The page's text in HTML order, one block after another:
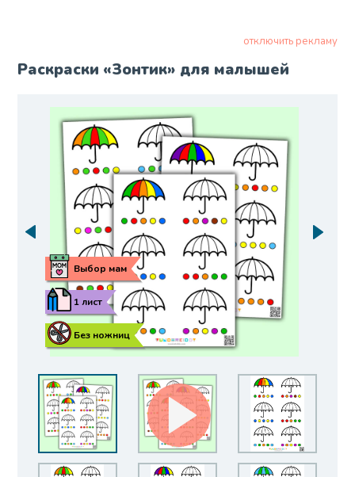
отключить рекламу
Раскраски «Зонтик» для малышей
Без ножниц
1 лист
Выбор мам